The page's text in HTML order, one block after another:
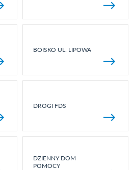
BOISKO UL. LIPOWA
DROGI FDS
DZIENNY DOM
POMOCY